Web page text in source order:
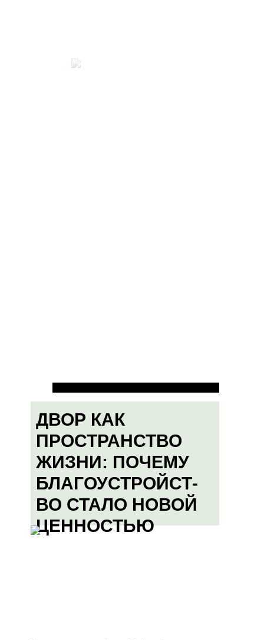
ДВОР КАК
ПРОСТРАНСТВО
ЖИЗНИ: ПОЧЕМУ
БЛАГОУСТРОЙСТ-
ВО СТАЛО НОВОЙ
ЦЕННОСТЬЮ